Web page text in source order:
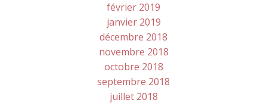
février 2019
janvier 2019
décembre 2018
novembre 2018
octobre 2018
septembre 2018
juillet 2018